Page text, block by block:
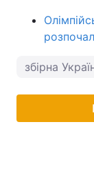
збірна